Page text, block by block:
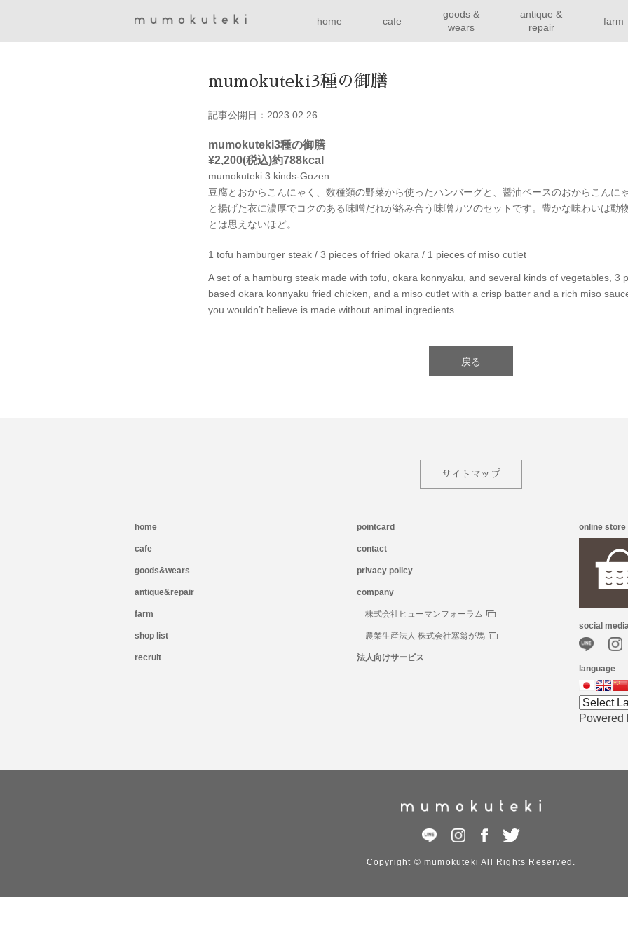
home cafe
goods &
wears
antique &
repair
farm
mumokuteki3種の御膳
記事公開日：2023.02.26
mumokuteki3種の御膳
¥2,200(税込)約788kcal
mumokuteki 3 kinds-Gozen
豆腐とおからこんにゃく、数種類の野菜から使ったハンバーグと、醤油ベースのおからこんに
と揚げた衣に濃厚でコクのある味噌だれが絡み合う味噌カツのセットです。豊かな味わいは動
とは思えないほど。
1 tofu hamburger steak / 3 pieces of fried okara / 1 pieces of miso cutlet
A set of a hamburg steak made with tofu, okara konnyaku, and several kinds of vegetables, 3
based okara konnyaku fried chicken, and a miso cutlet with a crisp batter and a rich miso
you wouldn’t believe is made without animal ingredients.
戻る
サイトマップ
home
cafe
goods&wears
antique&repair
farm
shop list
recruit
pointcard
contact
privacy policy
company
株式会社ヒューマンフォーラム
農業生産法人 株式会社塞翁が馬
法人向けサービス
online store
social
language
Powered
Copyright © mumokuteki All Rights Reserved.